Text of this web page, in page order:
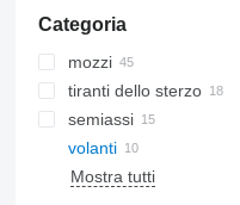
Categoria
mozzi
tiranti dello sterzo
semiassi
volanti
Mostra tutti